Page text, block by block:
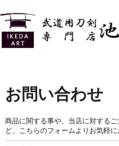
お問い合わせ
商品に関する事や、当店に対する
ど、こちらのフォームよりお気軽に